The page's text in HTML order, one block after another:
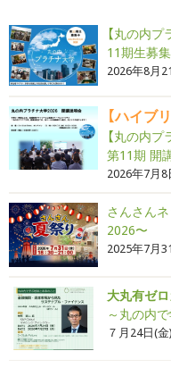
【丸の内
11期生募集
2026年8月
【ハイブ
【丸の内プ
第11期 開
2026年7月8
さんさん
2026〜
2025年7月
大丸有ゼ
～丸の内
７月24日(